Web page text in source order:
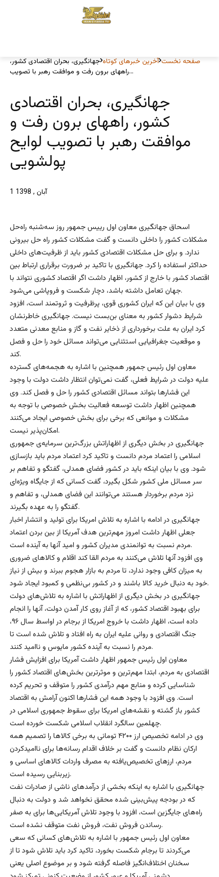
صفحه نخست آخرین خبرهای کوتاه جهانگیری، بحران اقتصادی کشور،
راههای برون رفت و موافقت رهبر با تصویب...
جهانگیری، بحران اقتصادی
کشور، راههای برون رفت و
موافقت رهبر با تصویب لوایح
پولشویی
1 آبان , 1398
اسحاق جهانگیری معاون اول رییس جمهور روز سه‌شنبه راه‌حل
مشکلات کشور را داخلی دانست و گفت مشکلات کشور راه حل بیرونی
ندارد. و برای حل مشکلات اقتصادی کشور باید از ظرفیت‌های داخلی
حداکثر استفاده را کرد. جهانگیری با تاکید بر ضرورت برقراری ارتباط بین
اقتصاد کشور با خارج از کشور، اظهار داشت اگر اقتصاد کشوری نتواند با
جهان تعامل داشته باشد، دچار شکست و فروپاشی می‌شود.
وی با بیان این که ایران کشوری قوی، پرظرفیت و ثروتمند است، افزود
شرایط دشوار کشور به معنای بن‌بست نیست. جهانگیری خاطرنشان
کرد ایران به علت برخورداری از ذخایر نفت و گاز و منابع معدنی متعدد
و موقعیت جغرافیایی استثنایی می‌تواند مسائل خود را حل و فصل
کند.
معاون اول رئیس جمهور همچنین با اشاره به هجمه‌های گسترده
علیه دولت در شرایط فعلی، گفت نمی‌توان انتظار داشت دولت با وجود
این فشارها بتواند مسائل اقتصادی کشور را حل و فصل کند. وی
همچنین اظهار داشت توسعه فعالیت بخش خصوصی با توجه به
مشکلات و موانعی که برخی برای بخش خصوصی ایجاد می‌کنند
امکان‌پذیر نیست.
جهانگیری در بخش دیگری از اظهاراتش بزرگ‌ترین سرمایه‌ی جمهوری
اسلامی را اعتماد مردم دانست و تاکید کرد اعتماد مردم باید بازسازی
شود. وی با بیان اینکه باید در کشور فضای همدلی، گفتگو و تفاهم بر
سر مسائل ملی کشور شکل بگیرد، گفت کسانی که از جایگاه ویژه‌ای
نزد مردم برخوردار هستند می‌توانند این فضای همدلی، و تفاهم و
گفتگو را به عهده بگیرند.
جهانگیری در ادامه با اشاره به تلاش امریکا برای تولید و انتشار اخبار
جعلی اظهار داشت امروز مهم‌ترین هدف آمریکا از بین بردن اعتماد
مردم نسبت به توانمندی مدیران کشور و امید آنها به آینده است.
وی افزود آنها تلاش می‌کنند به مردم القا کند اقلام و کالاهای ضروری
به میزان کافی وجود ندارد، تا مردم به بازار هجوم ببرند و بیش از نیاز
خود به دنبال خرید کالا باشند و در کشور بی‌نظمی و کمبود ایجاد شود.
جهانگیری در بخش دیگری از اظهاراتش با اشاره به تلاش‌های دولت
برای بهبود اقتصاد کشور، که از آغاز روی کار آمدن دولت، آنها را انجام
داده است، اظهار داشت با خروج امریکا از برجام در اواسط سال ۹۶،
جنگ اقتصادی و روانی علیه ایران به راه افتاد و تلاش شده است تا
مردم را نسبت به آینده کشور مایوس و ناامید کنند.
معاون اول رئیس جمهور اظهار داشت آمریکا برای افزایش فشار
اقتصادی به مردم، ابتدا مهم‌ترین و موثرترین بخش‌های اقتصاد کشور را
شناسایی کرده و منابع مهم درآمدی کشور را متوقف و تحریم کرده
است. وی افزود با وجود همه این فشارها اکنون آرامش به اقتصاد
کشور باز گشته و نقشه‌های امریکا برای سقوط جمهوری اسلامی در
چهلمین سالگرد انقلاب اسلامی شکست خورده است.
وی در ادامه تخصیص ارز ۴۲۰۰ تومانی به برخی کالاها را تصمیم همه
ارکان نظام دانست و گفت بر خلاف اقدام رسانه‌ها برای ناامیدکردن
مردم، ارزهای تخصیص‌یافته به مصرف واردات کالاهای اساسی و
زیربنایی رسیده است.
جهانگیری با اشاره به اینکه بخشی از درآمدهای ناشی از صادرات نفت
که در بودجه پیش‌بینی شده محقق نخواهد شد و دولت به دنبال
راه‌های جایگزین است، افزود با وجود تلاش آمریکایی‌ها برای به صفر
رساندن فروش نفت، فروش نفت متوقف نشده است.
معاون اول رئیس جمهور با اشاره به تلاش‌های کسانی که سعی
می‌کردند تا برجام شکست بخورد، تاکید کرد باید تلاش شود تا از
سخنان اختلاف‌انگیز فاصله گرفته شود و بر موضوع اصلی یعنی